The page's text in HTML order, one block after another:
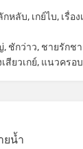
กหลับ, เกย์ไบ, เรื่อ
, ชักว่าว, ชายรักช
เสียวเกย์, แนวครอ
ยน้ำ